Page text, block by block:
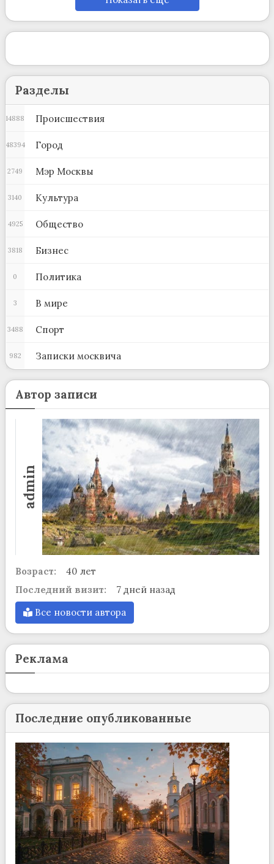
Разделы
Происшествия
14888
Город
48394
Мэр Москвы
2749
Культура
3140
Общество
4925
Бизнес
3818
Политика
0
В мире
3
Спорт
3488
Записки москвича
982
Автор записи
admin
Возраст:
40 лет
Последний визит:
7 дней назад
Все новости автора
Реклама
Последние опубликованные